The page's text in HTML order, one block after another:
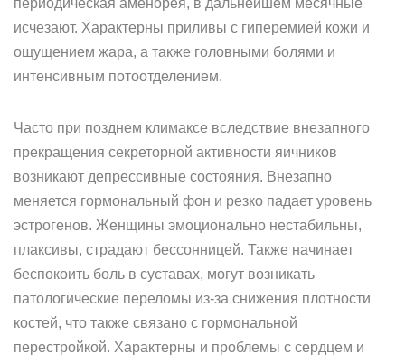
периодическая аменорея, в дальнейшем месячные
исчезают. Характерны приливы с гиперемией кожи и
ощущением жара, а также головными болями и
интенсивным потоотделением.
Часто при позднем климаксе вследствие внезапного
прекращения секреторной активности яичников
возникают депрессивные состояния. Внезапно
меняется гормональный фон и резко падает уровень
эстрогенов. Женщины эмоционально нестабильны,
плаксивы, страдают бессонницей. Также начинает
беспокоить боль в суставах, могут возникать
патологические переломы из-за снижения плотности
костей, что также связано с гормональной
перестройкой. Характерны и проблемы с сердцем и